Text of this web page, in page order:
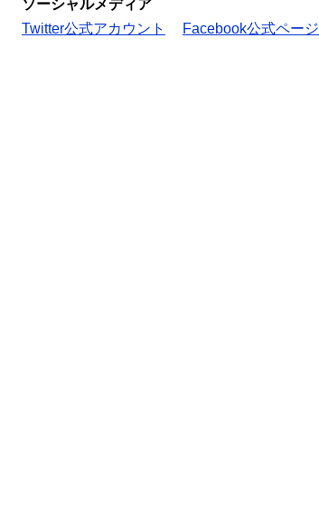
ソーシャルメディア
Twitter公式アカウント
Facebook公式ページ